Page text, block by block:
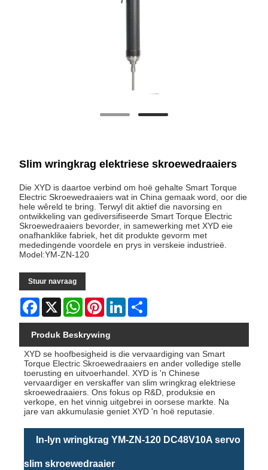
Slim wringkrag elektriese skroewedraaiers
Die XYD is daartoe verbind om hoë gehalte Smart Torque
Electric Skroewedraaiers wat in China gemaak word, oor die
hele wêreld te bring. Terwyl dit aktief die navorsing en
ontwikkeling van gediversifiseerde Smart Torque Electric
Skroewedraaiers bevorder, in samewerking met XYD eie
onafhanklike fabriek, het dit produkte gevorm met
mededingende voordele en prys in verskeie industrieë.
Model:YM-ZN-120
Stuur navraag
Facebook
X WhatsAppPinterestLinkedIn
Produk Beskrywing
XYD se hoofbesigheid is die vervaardiging van Smart
Torque Electric Skroewedraaiers en ander volledige stelle
toerusting en uitvoerhandel. XYD is 'n Chinese
vervaardiger en verskaffer van slim wringkrag elektriese
skroewedraaiers. Ons fokus op R&D, produksie en
verkope, en het vinnig uitgebrei in oorsese markte. Na
jare van akkumulasie geniet XYD 'n hoë reputasie.
In-lyn wringkrag YM-ZN-120 DC48V10A servo
slim skroewedraaier